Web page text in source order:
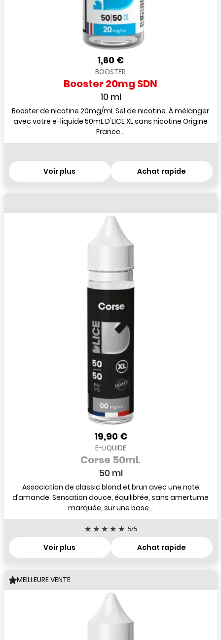
1,60 €
BOOSTER
Booster 20mg SDN
10 ml
Booster de nicotine 20mg/mL Sel de nicotine. À mélanger
avec votre e-liquide 50mL D'LICE XL sans nicotine Origine
France...
Voir plus Achat rapide
19,90 €
E-LIQUIDE
Corse 50mL
50 ml
Association de classic blond et brun avec une note
d’amande. Sensation douce, équilibrée, sans amertume
marquée, sur une base...
5/5
Voir plus Achat rapide
MEILLEURE VENTE